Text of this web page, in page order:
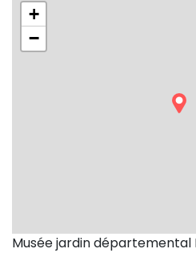
+
−
Musée jardin départemental